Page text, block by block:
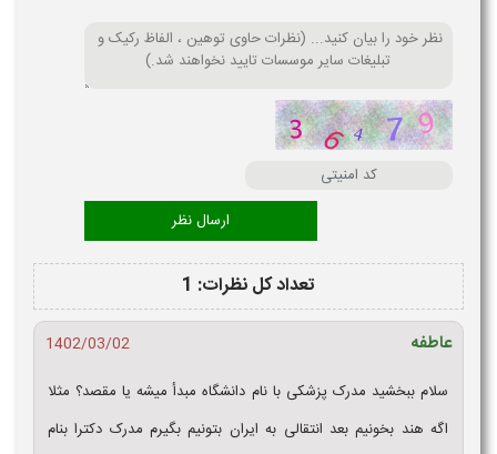
تعداد کل نظرات: 1
عاطفه
1402/03/02
سلام ببخشید مدرک پزشکی با نام دانشگاه مبدأ میشه یا مقصد؟ مثلا
اگه هند بخونیم بعد انتقالی به ایران بتونیم بگیرم مدرک دکترا بنام